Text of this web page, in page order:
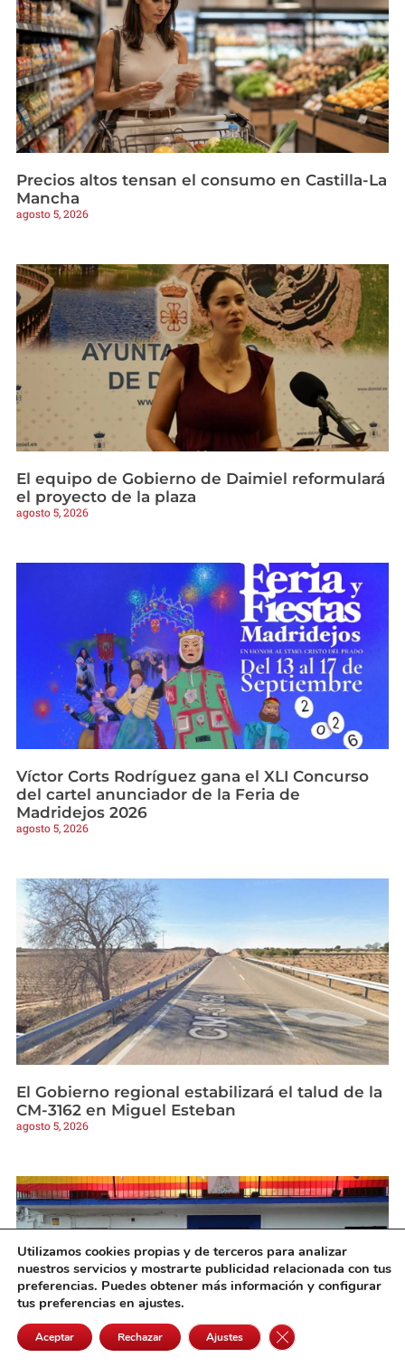
Precios altos tensan el consumo en Castilla-La
Mancha
agosto 5, 2026
El equipo de Gobierno de Daimiel reformulará
el proyecto de la plaza
agosto 5, 2026
Víctor Corts Rodríguez gana el XLI Concurso
del cartel anunciador de la Feria de
Madridejos 2026
agosto 5, 2026
El Gobierno regional estabilizará el talud de la
CM-3162 en Miguel Esteban
agosto 5, 2026
Utilizamos cookies propias y de terceros para analizar
nuestros servicios y mostrarte publicidad relacionada con tus
preferencias. Puedes obtener más información y configurar
tus preferencias en ajustes.
Aceptar Rechazar Ajustes Cerrar el banner de